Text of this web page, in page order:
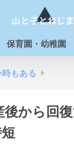
保育園・幼稚園
時もある
後から回